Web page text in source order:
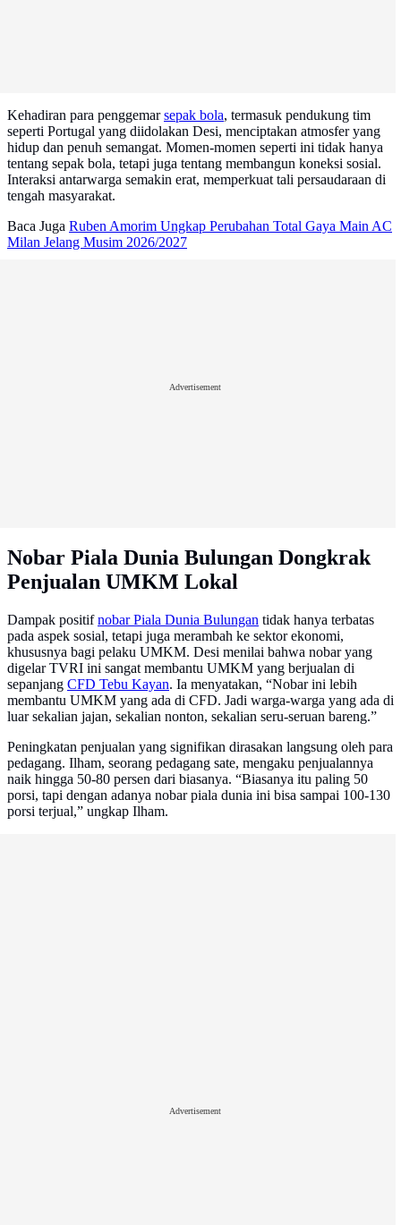
Kehadiran para penggemarsepak bola, termasuk pendukung tim
seperti Portugal yang diidolakan Desi, menciptakan atmosfer yang
hidup dan penuh semangat. Momen-momen seperti ini tidak hanya
tentang sepak bola, tetapi juga tentang membangun koneksi sosial.
Interaksi antarwarga semakin erat, memperkuat tali persaudaraan di
tengah masyarakat.
Baca Juga Ruben Amorim Ungkap Perubahan Total Gaya Main AC
Milan Jelang Musim 2026/2027
Advertisement
Nobar Piala Dunia Bulungan Dongkrak
Penjualan UMKM Lokal
Dampak positifnobar Piala Dunia Bulungan tidak hanya terbatas
pada aspek sosial, tetapi juga merambah ke sektor ekonomi,
khususnya bagi pelaku UMKM. Desi menilai bahwa nobar yang
digelar TVRI ini sangat membantu UMKM yang berjualan di
sepanjang CFD Tebu Kayan. Ia menyatakan, “Nobar ini lebih
membantu UMKM yang ada di CFD. Jadi warga-warga yang ada di
luar sekalian jajan, sekalian nonton, sekalian seru-seruan bareng.”
Peningkatan penjualan yang signifikan dirasakan langsung oleh para
pedagang. Ilham, seorang pedagang sate, mengaku penjualannya
naik hingga 50-80 persen dari biasanya. “Biasanya itu paling 50
porsi, tapi dengan adanya nobar piala dunia ini bisa sampai 100-130
porsi terjual,” ungkap Ilham.
Advertisement